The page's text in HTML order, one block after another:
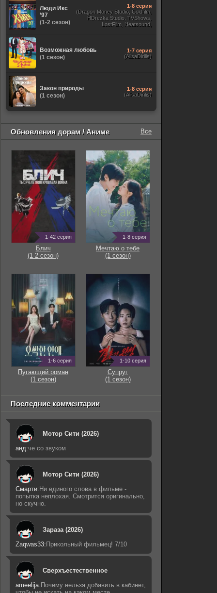
Люди Икс
’97
(1-2 сезон)
1-8 серия
(Dragon Money Studio, Coldfilm,
HDrezka Studio, TVShows,
LostFilm, Heatsound,
Возможная любовь
(1 сезон)
1-7 серия
(AlisaDirilis)
Закон природы
(1 сезон)
1-8 серия
(AlisaDirilis)
Обновления дорам / Аниме Все
1-42 серия
Блич
(1-2 сезон)
1-8 серия
Мечтаю о тебе
(1 сезон)
1-6 серия
Пугающий роман
(1 сезон)
1-10 серия
Супруг
(1 сезон)
Последние комментарии
Мотор Сити (2026)
анд:че со звуком
Мотор Сити (2026)
Смарти: Ни единого слова в фильме -
попытка неплохая. Смотрится оригинально,
но скучно.
Зараза (2026)
Zaqwas33: Прикольный фильмец! 7/10
Сверхъестественное
ameelija: Почему нельзя добавить в кабинет,